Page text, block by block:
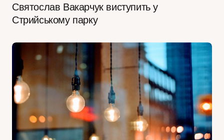
Святослав Вакарчук виступить у
Стрийському парку